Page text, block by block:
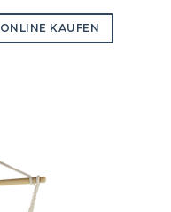
ONLINE KAUFEN